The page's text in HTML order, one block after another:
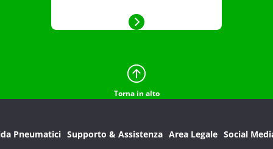
Torna in alto
Pneumatici Supporto & Assistenza Area Legale Social